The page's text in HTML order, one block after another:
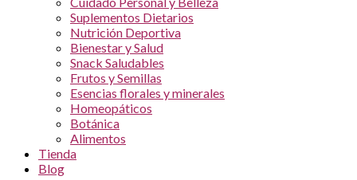
Suplementos Dietarios
Nutrición Deportiva
Bienestar y Salud
Snack Saludables
Frutos y Semillas
Esencias florales y minerales
Homeopáticos
Botánica
Alimentos
Tienda
Blog